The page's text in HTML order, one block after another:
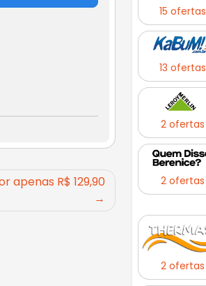
apenas R$ 129,90
15 ofertas
13 ofertas
2 ofertas
2 ofertas
2 ofertas